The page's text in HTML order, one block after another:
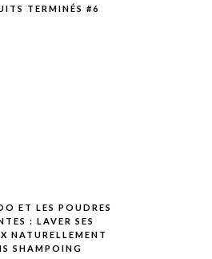
TERMINÉS #6
ET LES POUDRES
: LAVER SES
NATURELLEMENT
SHAMPOING